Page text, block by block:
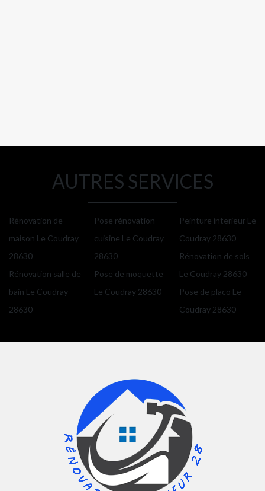
AUTRES SERVICES
Rénovation de
maison Le Coudray
28630
Rénovation salle de
bain Le Coudray
28630
Pose rénovation
cuisine Le Coudray
28630
Pose de moquette
Le Coudray 28630
Peinture interieur Le
Coudray 28630
Rénovation de sols
Le Coudray 28630
Pose de placo Le
Coudray 28630